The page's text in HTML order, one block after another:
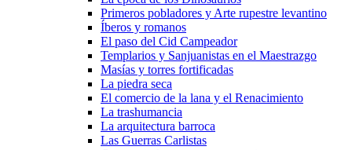
Primeros pobladores y Arte rupestre levantino
Íberos y romanos
El paso del Cid Campeador
Templarios y Sanjuanistas en el Maestrazgo
Masías y torres fortificadas
La piedra seca
El comercio de la lana y el Renacimiento
La trashumancia
La arquitectura barroca
Las Guerras Carlistas